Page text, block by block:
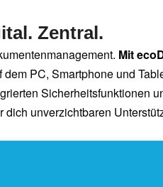
Zentral.
Mit
dem PC, Smartphone und
Sicherheitsfunktionen
unverzichtbaren